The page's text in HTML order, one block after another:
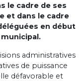
le cadre de ses
et dans le cadre
en début
administratives
de puissance
défavorable et